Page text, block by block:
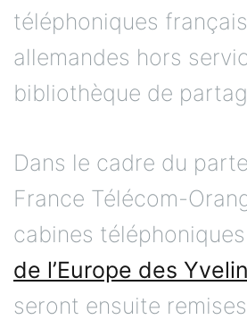
téléphoniques
allemandes hors
bibliothèque de
Dans le cadre du
France Télécom-
cabines
de l’Europe des
seront ensuite